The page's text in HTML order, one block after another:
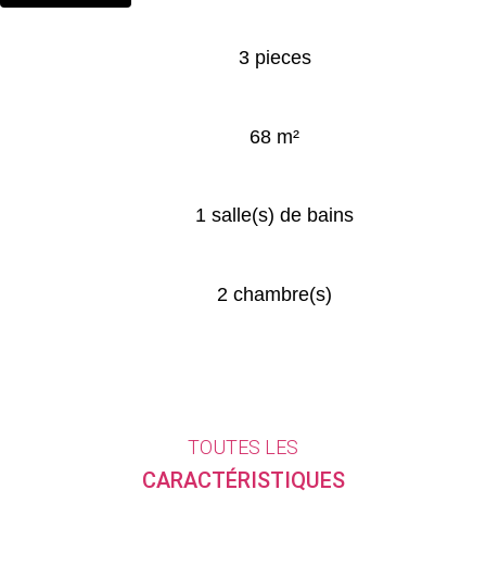
3 pieces
68 m²
1 salle(s) de bains
2 chambre(s)
TOUTES LES
CARACTÉRISTIQUES